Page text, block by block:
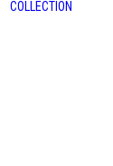
COLLECTION